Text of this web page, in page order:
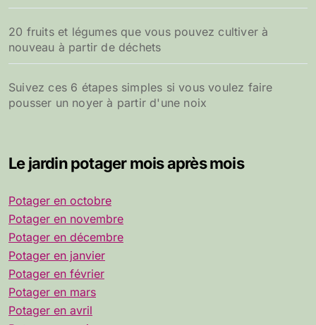
20 fruits et légumes que vous pouvez cultiver à
nouveau à partir de déchets
Suivez ces 6 étapes simples si vous voulez faire
pousser un noyer à partir d'une noix
Le jardin potager mois après mois
Potager en octobre
Potager en novembre
Potager en décembre
Potager en janvier
Potager en février
Potager en mars
Potager en avril